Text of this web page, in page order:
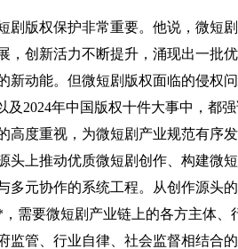
剧版权保护非常重要。他说，微短
，创新活力不断提升，涌现出一批
动能。但微短剧版权面临的侵权
2024年中国版权十件大事中，都
度重视，为微短剧产业规范有序
上推动优质微短剧创作、构建微
元协作的系统工程。从创作源头
需要微短剧产业链上的各方主体、
监管、行业自律、社会监督相结合